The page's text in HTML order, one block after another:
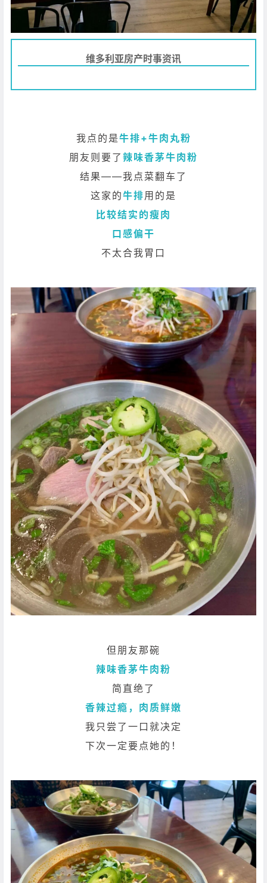
维多利亚房产时事资讯
我点的是牛排+牛肉丸粉
朋友则要了 辣味香茅牛肉粉
结果——我点菜翻车了
这家的牛排用的是
比较结实的瘦肉
口感偏干
不太合我胃口
但朋友那碗
辣味香茅牛肉粉
简直绝了
香辣过瘾，肉质鲜嫩
我只尝了一口就决定
下次一定要点她的！